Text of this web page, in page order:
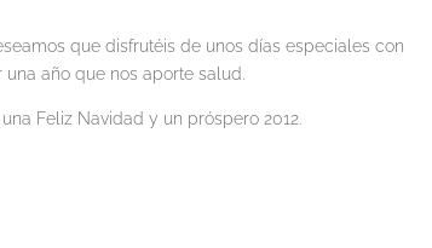
que disfrutéis de unos días especiales con
año que nos aporte salud.
Feliz Navidad y un próspero 2012.